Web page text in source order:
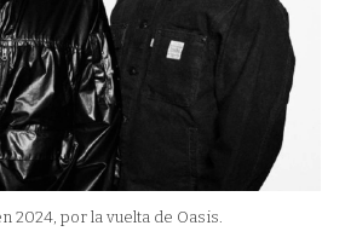
2024, por la vuelta de Oasis.